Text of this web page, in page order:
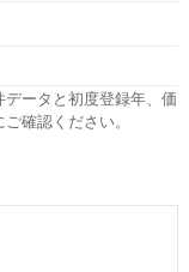
ータと初度登録年、価
確認ください。